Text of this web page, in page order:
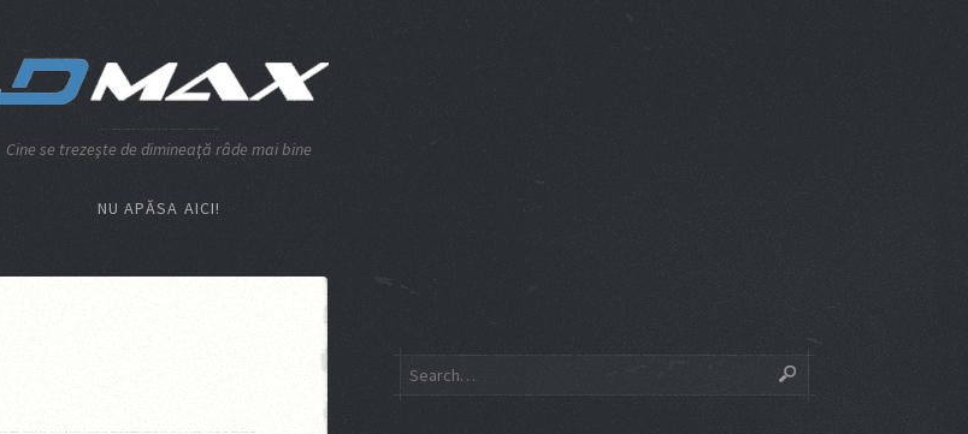
Cine se trezeşte de dimineaţă râde mai bine
NU APĂSA AICI!